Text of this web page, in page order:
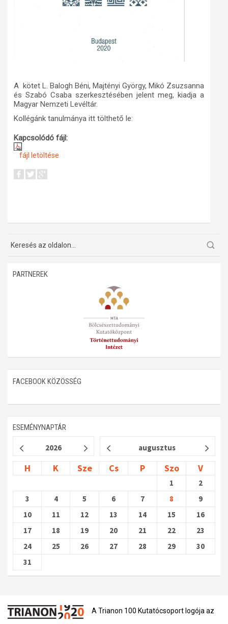
A kötet L. Balogh Béni, Majtényi György, Mikó Zsuzsanna
és Szabó Csaba szerkesztésében jelent meg, kiadja a
Magyar Nemzeti Levéltár.
Kollégánk tanulmánya itt tölthető le:
Kapcsolódó fájl:
fájl letöltése
PARTNEREK
FACEBOOK KÖZÖSSÉG
ESEMÉNYNAPTÁR
2026 augusztus
H K Sze Cs P Szo V
1
2
3
4 5 6 7 8
9
10
11 12 13 14 15
16
17
18 19 20 21 22
23
24
25 26 27 28 29
30
31
A Trianon 100 Kutatócsoport logója az